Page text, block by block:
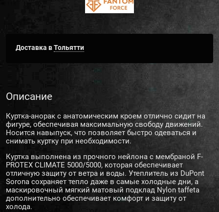
Доставка вТольятти
Описание
Куртка-анорак с анатомическим кроем отлично сидит на
фигуре, обеспечивая максимальную свободу движений.
Носится навыпуск, что позволяет быстро одеваться и
снимать куртку при необходимости.
Куртка выполнена из прочного нейлона с мембраной F-
PROTEX CLIMATE 5000/5000, которая обеспечивает
отличную защиту от ветра и воды. Утеплитель из DuPont
Sorona сохраняет тепло даже в самые холодные дни, а
маскировочный мягкий матовый подклад Nylon taffeta
дополнительно обеспечивает комфорт и защиту от
холода.